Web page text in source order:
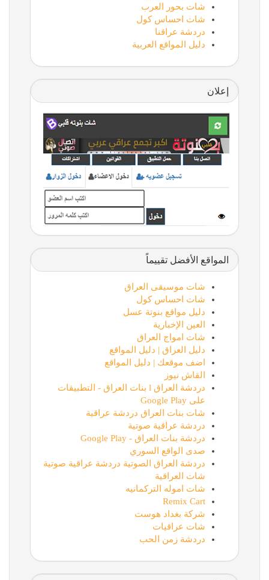
شات بحور العرب
شات احساس كول
دردشة عراقنا
دليل المواقع العربية
إعلان
المواقع الأفضل تقييماً
شات موسيقى العراق
شات احساس كول
دليل مواقع بنوتة عسل
العين الإخبارية
شات امواج العراق
دليل العراق | دليل المواقع
اضف موقعك | دليل المواقع
القاش نيوز
دردشة العراق l بنات العراق - التطبيقات
على Google Play
شات بنات العراق دردشة عراقية
دردشة عراقية صوتية
دردشة بنات العراق - Google Play
صدى الواقع السوري
دردشة العراق الصوتية دردشة عراقية صوتية
شات العراقية
شات اموله التركمانيه
Remix Cart
شركة بغداد هوست
شات عراقيات
دردشة زمن الحب